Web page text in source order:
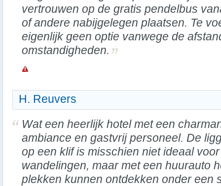
vertrouwen op de gratis pendelbus
of andere nabijgelegen plaatsen. Te
eigenlijk geen optie vanwege de
omstandigheden.
H. Reuvers
Wat een heerlijk hotel met een
ambiance en gastvrij personeel. De
op een klif is misschien niet ideaal voor
wandelingen, maar met een huurauto
plekken kunnen ontdekken onder een